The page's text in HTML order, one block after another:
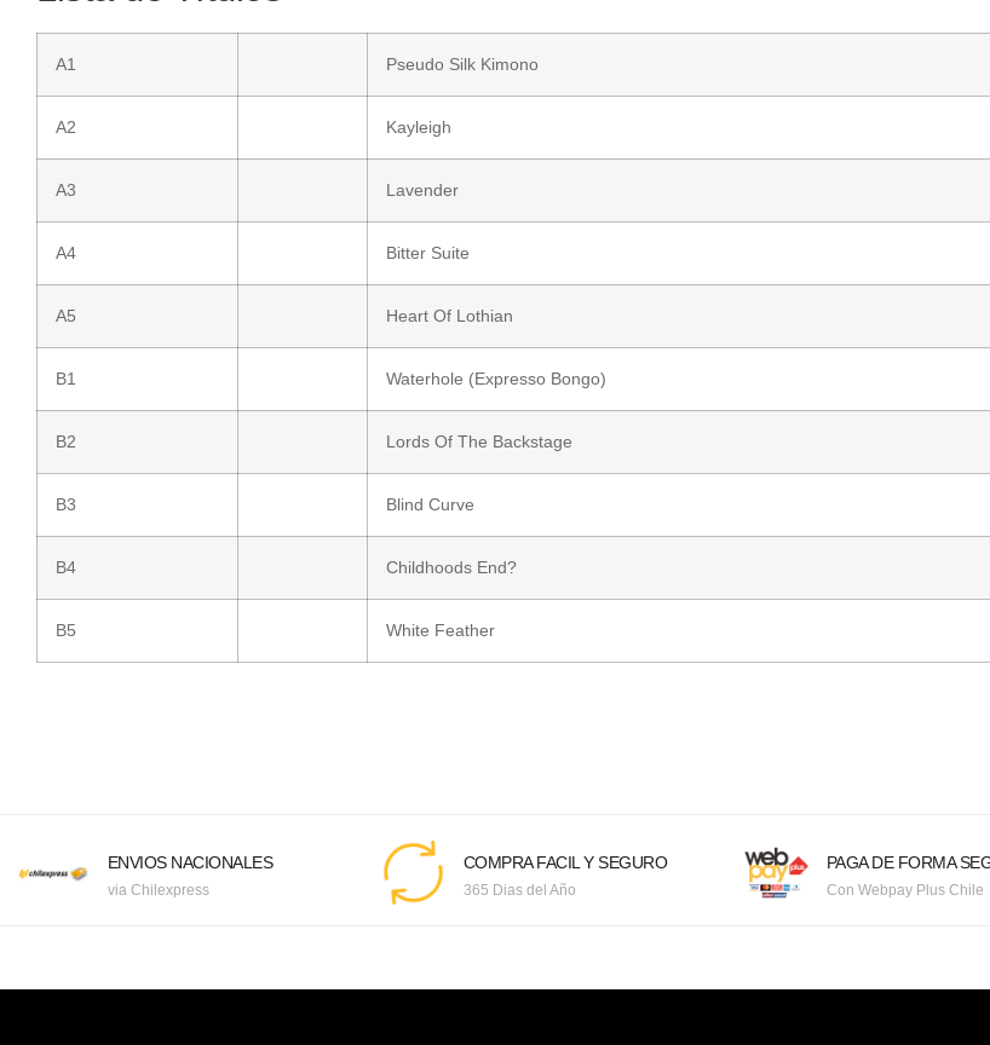
A1 Pseudo Silk Kimono
A2 Kayleigh
A3 Lavender
A4 Bitter Suite
A5 Heart Of Lothian
B1 Waterhole (Expresso Bongo)
B2 Lords Of The Backstage
B3 Blind Curve
B4 Childhoods End?
B5 White Feather
ENVIOS NACIONALES
via Chilexpress
COMPRA FACIL Y SEGURO
365 Dias del Año
PAGA DE FORMA
Con Webpay Plus Chile